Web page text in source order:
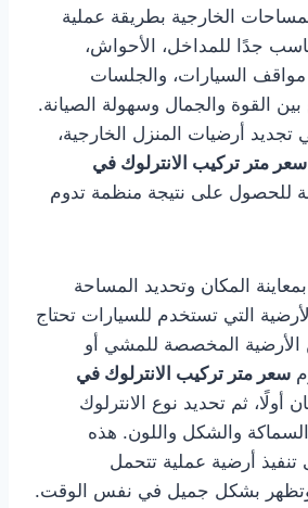
الخارجية بطريقة عملية
جدًا للمداخل، الأحواش،
مواقف السيارات، والجلسات
بين القوة والجمال وسهولة الصيانة.
تجديد أرضيات المنزل الخارجية،
سعر متر تركيب الانترلوك في
للحصول على نتيجة منظمة تدوم
المكان وتحديد المساحة
التي تستخدم للسيارات تحتاج
الأرضية المخصصة للمشي أو
سعر متر تركيب الانترلوك في
أولًا، ثم تحديد نوع الانترلوك
والشكل واللون. هذه
أرضية عملية تتحمل
وتظهر بشكل جميل في نفس الوقت.